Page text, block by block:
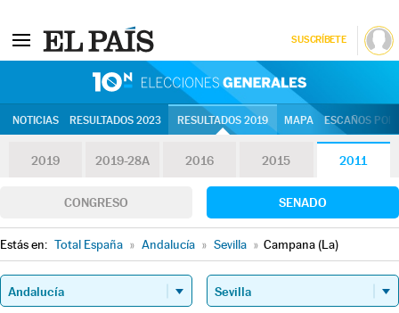
SUSCRÍBETE
NOTICIAS RESULTADOS 2023 RESULTADOS 2019 MAPA ESCAÑOS
2019 2019-28A 2016 2015 2011
CONGRESO SENADO
Estás en: Total España » Andalucía » Sevilla » Campana (La)